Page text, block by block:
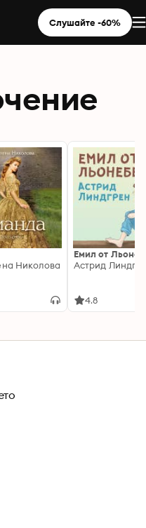
Слушайте -60%
Николова
Емил от
Астрид
4.8